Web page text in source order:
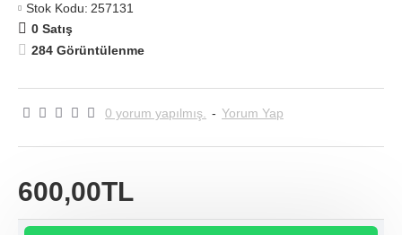
Stok Kodu: 257131
0 Satış
284 Görüntülenme
0 yorum yapılmış. - Yorum Yap
600,00TL